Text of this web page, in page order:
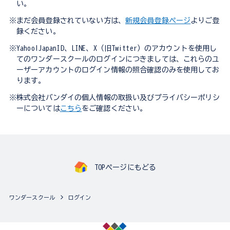
い。
※まだ会員登録されていない方は、 新規会員登録ページ よりご登
録ください。
※Yahoo!JapanID、LINE、X（旧Twitter）のアカウントを使用し
てのワンダースクールのログインにつきましては、これらのユ
ーザーアカウントのログイン情報の照合確認のみを使用してお
ります。
※株式会社バンダイの個人情報の取扱い及びプライバシーポリシ
ーについてはこちら をご確認ください。
TOPページにもどる
ワンダースクール ログイン